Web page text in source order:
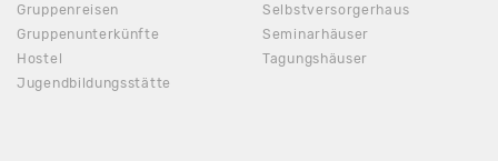
Gruppenreisen
Gruppenunterkünfte
Hostel
Jugendbildungsstätte
Selbstversorgerhaus
Seminarhäuser
Tagungshäuser